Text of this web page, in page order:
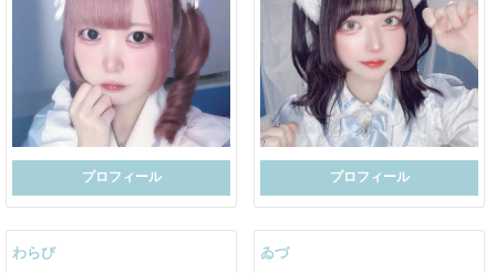
プロフィール プロフィール
わらび ゐづ